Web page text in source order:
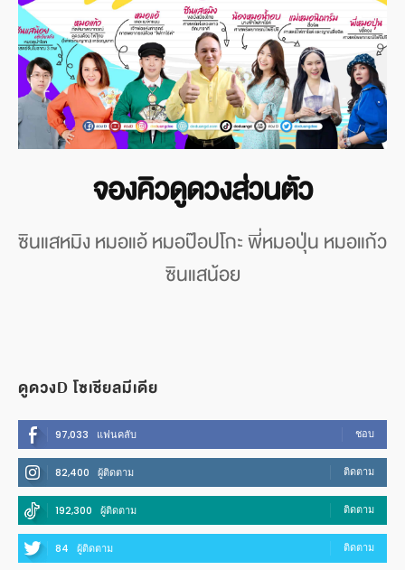
จองคิวดูดวงส่วนตัว
ซินแสหมิง หมอแอ้ หมอป๊อปโกะ พี่หมอปุ่น หมอแก้ว
ซินแสน้อย
ดูดวงD โซเชียลมีเดีย
97,033 แฟนคลับ ชอบ
82,400 ผู้ติดตาม ติดตาม
192,300 ผู้ติดตาม ติดตาม
84 ผู้ติดตาม ติดตาม